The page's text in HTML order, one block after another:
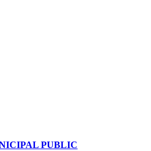
PUBLIC